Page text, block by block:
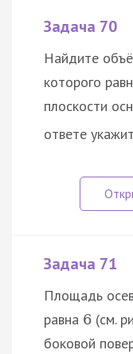
Задача 70
Найдите
которого
плоскости
ответе
Задача 71
Площадь
равна 6 (см.
боковой